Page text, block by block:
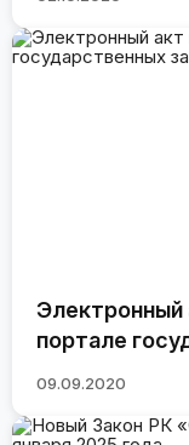
Электронный
портале
09.09.2020